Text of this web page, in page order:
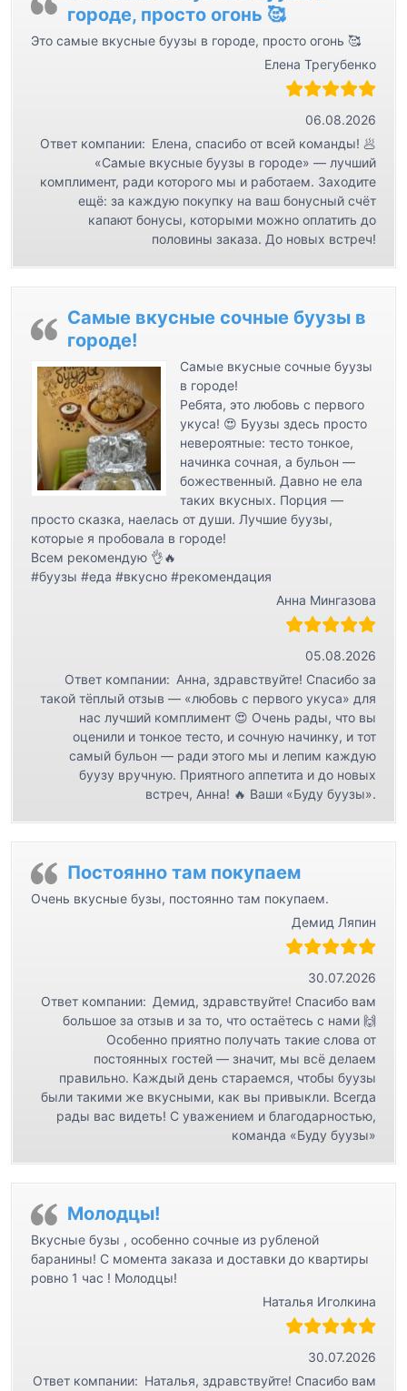
городе, просто огонь 🥰
Это самые вкусные буузы в городе, просто огонь 🥰
Елена Трегубенко
06.08.2026
Ответ компании: Елена, спасибо от всей команды! 🥟
«Самые вкусные буузы в городе» — лучший
комплимент, ради которого мы и работаем. Заходите
ещё: за каждую покупку на ваш бонусный счёт
капают бонусы, которыми можно оплатить до
половины заказа. До новых встреч!
Самые вкусные сочные буузы в
городе!
Самые вкусные сочные буузы
в городе!
Ребята, это любовь с первого
укуса! 😍 Буузы здесь просто
невероятные: тесто тонкое,
начинка сочная, а бульон —
божественный. Давно не ела
таких вкусных. Порция —
просто сказка, наелась от души. Лучшие буузы,
которые я пробовала в городе!
Всем рекомендую 👌🔥
#буузы #еда #вкусно #рекомендация
Анна Мингазова
05.08.2026
Ответ компании: Анна, здравствуйте! Спасибо за
такой тёплый отзыв — «любовь с первого укуса» для
нас лучший комплимент 😍 Очень рады, что вы
оценили и тонкое тесто, и сочную начинку, и тот
самый бульон — ради этого мы и лепим каждую
буузу вручную. Приятного аппетита и до новых
встреч, Анна! 🔥 Ваши «Буду буузы».
Постоянно там покупаем
Очень вкусные бузы, постоянно там покупаем.
Демид Ляпин
30.07.2026
Ответ компании: Демид, здравствуйте! Спасибо вам
большое за отзыв и за то, что остаётесь с нами 🙌
Особенно приятно получать такие слова от
постоянных гостей — значит, мы всё делаем
правильно. Каждый день стараемся, чтобы буузы
были такими же вкусными, как вы привыкли. Всегда
рады вас видеть! С уважением и благодарностью,
команда «Буду буузы»
Молодцы!
Вкусные бузы , особенно сочные из рубленой
баранины! С момента заказа и доставки до квартиры
ровно 1 час ! Молодцы!
Наталья Иголкина
30.07.2026
Ответ компании: Наталья, здравствуйте! Спасибо вам